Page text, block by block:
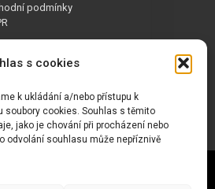
s cookies
k ukládání a/nebo přístupu k
cookies. Souhlas s těmito
jako je chování při procházení nebo
odvolání souhlasu může nepříznivě
podmínky